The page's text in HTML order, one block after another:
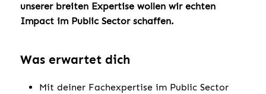
unserer breiten Expertise wollen wir echten
Impact im Public Sector schaffen.
Was erwartet dich
Mit deiner Fachexpertise im Public Sector